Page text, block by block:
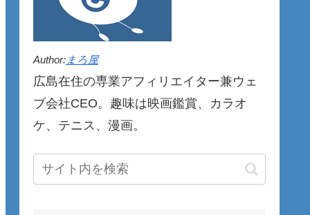
Author: まろ屋
広島在住の専業アフィリエイター兼ウェ
ブ会社CEO。趣味は映画鑑賞、カラオ
ケ、テニス、漫画。